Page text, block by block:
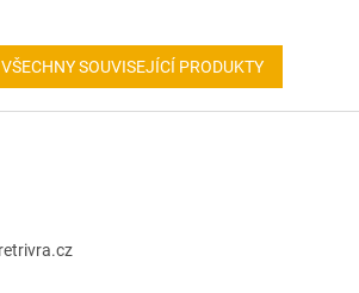
SOUVISEJÍCÍ PRODUKTY